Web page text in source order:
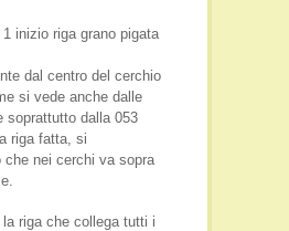
inizio riga grano pigata
dal centro del cerchio
si vede anche dalle
soprattutto dalla 053
riga fatta, si
che nei cerchi va sopra
riga che collega tutti i